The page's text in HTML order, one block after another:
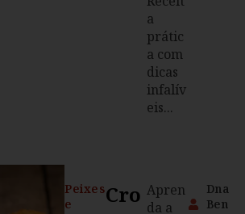
a
prátic
a com
dicas
infalív
eis...
Peixes
e
Cro Apren
da a
Dna
Ben